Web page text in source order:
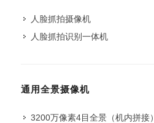
人脸抓拍摄像机
人脸抓拍识别一体机
通用全景摄像机
3200万像素4目全景（机内拼接）